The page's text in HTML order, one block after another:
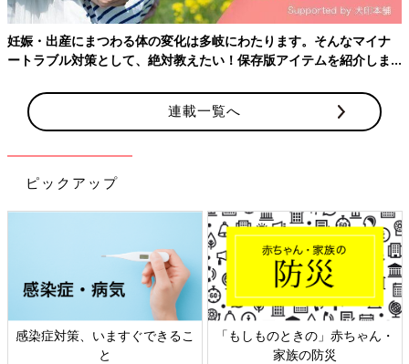
妊娠・出産にまつわる体の変化は多岐にわたります。そんなマイナ
ートラブル対策として、絶対教えたい！保存版アイテムを紹介しま
連載一覧へ
ピックアップ
感染症対策、いますぐできるこ
と
「もしものときの」赤ちゃん・
家族の防災